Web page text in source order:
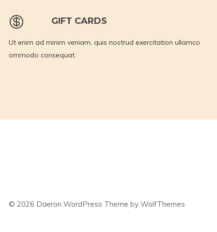
GIFT CARDS
Ut enim ad minim veniam, quis nostrud exercitation ullamco
ommodo consequat.
© 2026 Daeron WordPress Theme by WolfThemes